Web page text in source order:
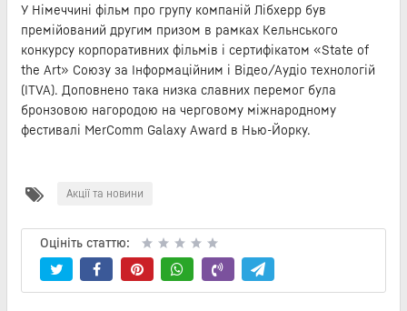
У Німеччині фільм про групу компаній Лібхерр був
премійований другим призом в рамках Кельнського
конкурсу корпоративних фільмів і сертифікатом «State of
the Art» Союзу за Інформаційним і Відео/Аудіо технологій
(ITVA). Доповнено така низка славних перемог була
бронзовою нагородою на черговому міжнародному
фестивалі MerComm Galaxy Award в Нью-Йорку.
Акції та новини
Оцініть статтю: